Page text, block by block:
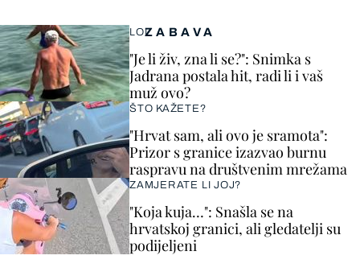
ZABAVA
LOL
"Je li živ, zna li se?": Snimka s
Jadrana postala hit, radi li i vaš
muž ovo?
ŠTO KAŽETE?
"Hrvat sam, ali ovo je sramota":
Prizor s granice izazvao burnu
raspravu na društvenim mrežama
ZAMJERATE LI JOJ?
"Koja kuja…": Snašla se na
hrvatskoj granici, ali gledatelji su
podijeljeni